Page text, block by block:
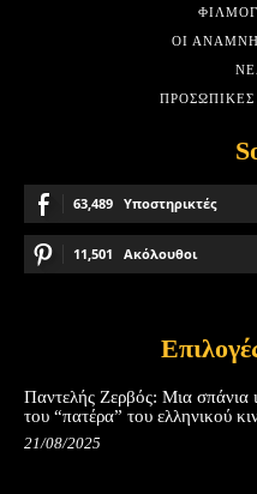
ΟΙ
ΠΡΟΣΩΠΙΚΈΣ
63,489 Υποστηρικτές
11,501 Ακόλουθοι
Παντελής Ζερβός: Μια σπάνια
του “πατέρα” του ελληνικού
21/08/2025